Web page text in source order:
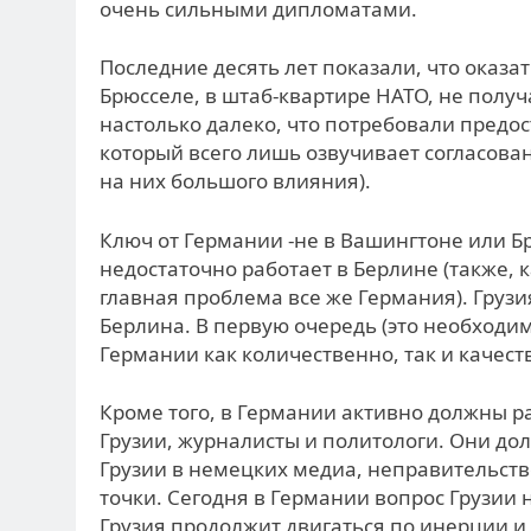
очень сильными дипломатами.
Последние десять лет показали, что
Брюсселе, в штаб-квартире НАТО, не
настолько далеко, что потребовали
который всего лишь озвучивает
на них большого влияния).
Ключ от Германии -не в Вашингтоне или
недостаточно работает в Берлине (также,
главная проблема все же Германия).
Берлина. В первую очередь (это
Германии как количественно, так и
Кроме того, в Германии активно должны
Грузии, журналисты и политологи. Они
Грузии в немецких медиа,
точки. Сегодня в Германии вопрос Грузии